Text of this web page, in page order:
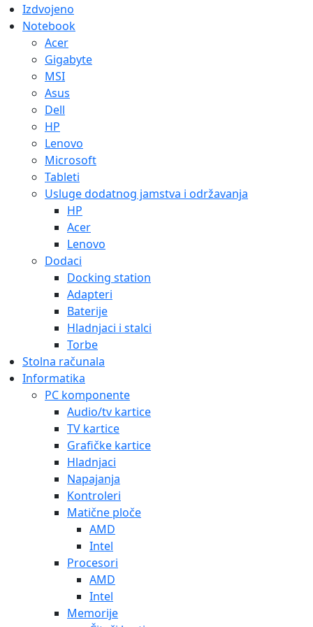
Izdvojeno
Notebook
Acer
Gigabyte
MSI
Asus
Dell
HP
Lenovo
Microsoft
Tableti
Usluge dodatnog jamstva i održavanja
HP
Acer
Lenovo
Dodaci
Docking station
Adapteri
Baterije
Hladnjaci i stalci
Torbe
Stolna računala
Informatika
PC komponente
Audio/tv kartice
TV kartice
Grafičke kartice
Hladnjaci
Napajanja
Kontroleri
Matične ploče
AMD
Intel
Procesori
AMD
Intel
Memorije